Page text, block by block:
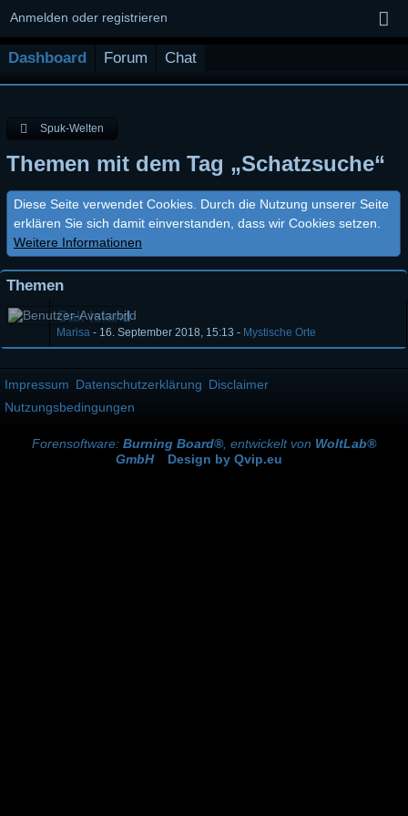
Anmelden oder registrieren
Dashboard Forum Chat
Spuk-Welten
Themen mit dem Tag „Schatzsuche“
Diese Seite verwendet Cookies. Durch die Nutzung unserer Seite
erklären Sie sich damit einverstanden, dass wir Cookies setzen.
Weitere Informationen
Themen
Oak Island
Marisa - 16. September 2018, 15:13 - Mystische Orte
Impressum Datenschutzerklärung Disclaimer
Nutzungsbedingungen
Forensoftware: Burning Board®, entwickelt von WoltLab®
GmbH